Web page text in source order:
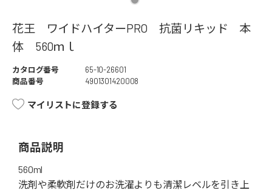
花王 ワイドハイターPRO 抗菌リキッド 本
体 560ｍｌ
カタログ番号
65-10-26601
商品番号
4901301420008
マイリストに登録する
商品説明
560ml
洗剤や柔軟剤だけのお洗濯よりも清潔レベルを引き上